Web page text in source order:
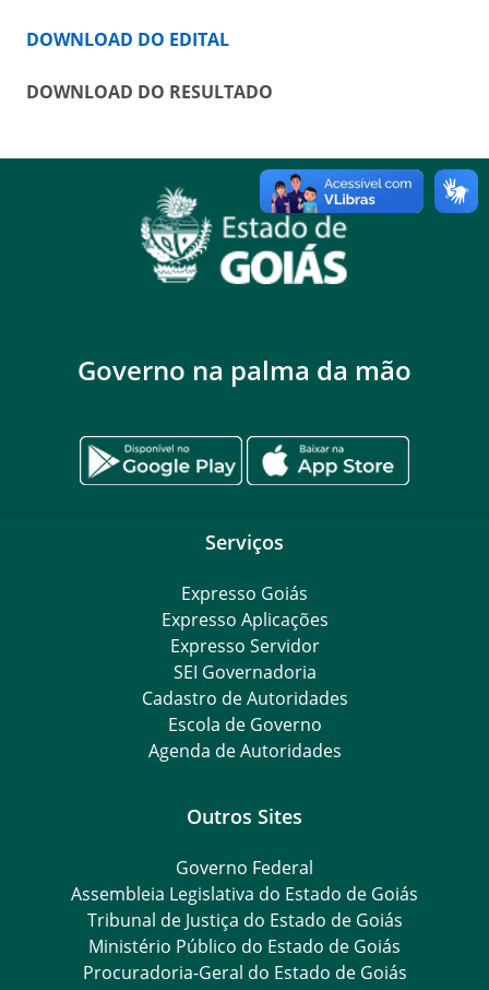
DOWNLOAD DO EDITAL
DOWNLOAD DO RESULTADO
Governo na palma da mão
Serviços
Expresso Goiás
Expresso Aplicações
Expresso Servidor
SEI Governadoria
Cadastro de Autoridades
Escola de Governo
Agenda de Autoridades
Outros Sites
Governo Federal
Assembleia Legislativa do Estado de Goiás
Tribunal de Justiça do Estado de Goiás
Ministério Público do Estado de Goiás
Procuradoria-Geral do Estado de Goiás